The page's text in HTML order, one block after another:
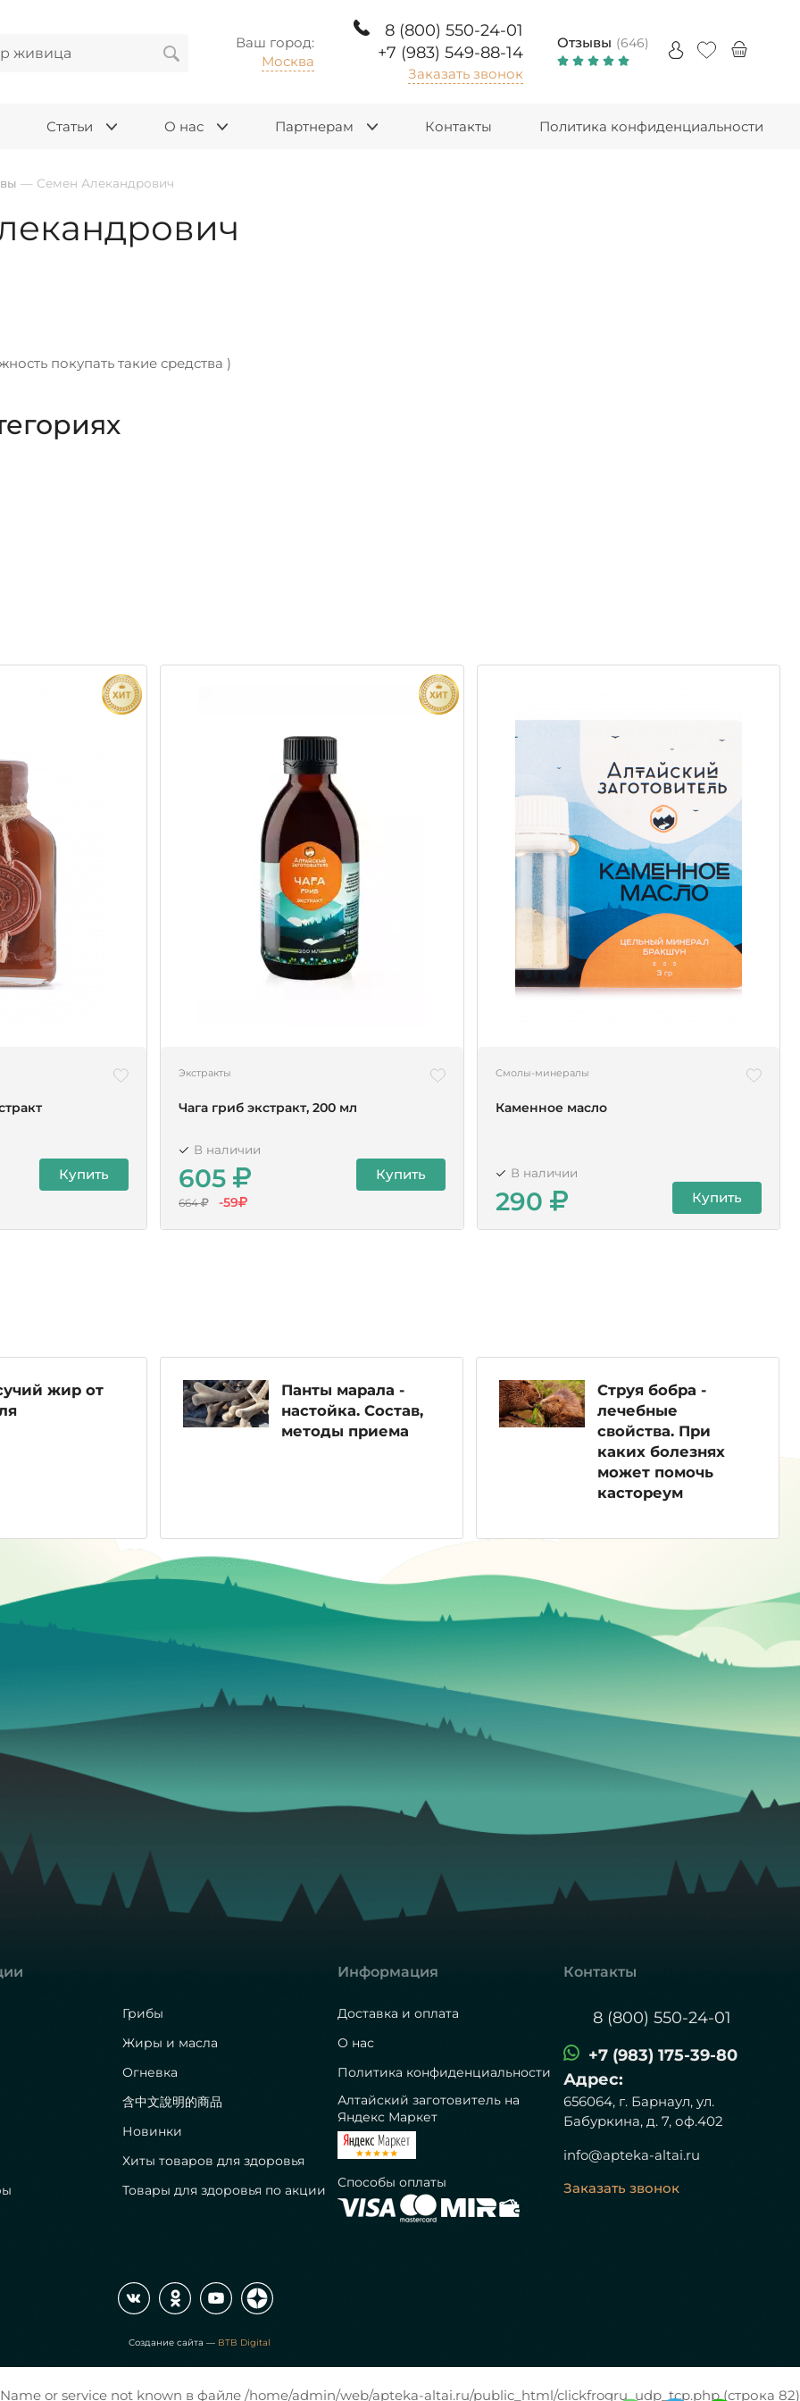
Ваш город:
Москва
8 (800) 550-24-01
+7 (983) 549-88-14
Заказать звонок
Отзывы (646)
Статьи О нас Партнерам Контакты Политика конфиденциальности
— Семен Алекандрович
покупать такие средства )
Купить
Экстракты
Чага гриб экстракт, 200 мл
В наличии
605
664 -59
Купить
Смолы-минералы
Каменное масло
В наличии
290 Купить
жир от
Панты марала -
настойка. Состав,
методы приема
Струя бобра -
лечебные
свойства. При
каких болезнях
может помочь
кастореум
Грибы
Жиры и масла
Огневка
含中文說明的商品
Новинки
Хиты товаров для здоровья
Товары для здоровья по акции
Информация
Доставка и оплата
О нас
Политика конфиденциальности
Алтайский заготовитель на
Яндекс Маркет
Способы оплаты
Контакты
8 (800) 550-24-01
+7 (983) 175-39-80
Адрес:
656064, г. Барнаул, ул.
Бабуркина, д. 7, оф.402
info@apteka-altai.ru
Заказать звонок
Создание сайта — BTB Digital
or service not known в файле /home/admin/web/apteka-altai.ru/public_html/clickfrogru_udp_tcp.php (строка 82)